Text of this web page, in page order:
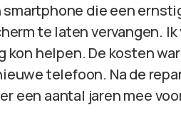
die een
te laten vervangen.
helpen. De kosten
telefoon. Na de
een aantal jaren mee